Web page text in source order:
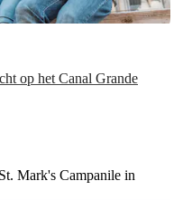
op het Canal Grande
Mark's Campanile in